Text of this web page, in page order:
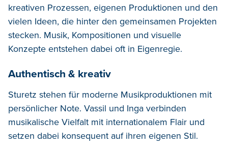
kreativen Prozessen, eigenen Produktionen und den
vielen Ideen, die hinter den gemeinsamen Projekten
stecken. Musik, Kompositionen und visuelle
Konzepte entstehen dabei oft in Eigenregie.
Authentisch & kreativ
Sturetz stehen für moderne Musikproduktionen mit
persönlicher Note. Vassil und Inga verbinden
musikalische Vielfalt mit internationalem Flair und
setzen dabei konsequent auf ihren eigenen Stil.